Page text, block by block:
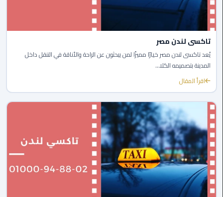
ليموزين
الخط
الساخن
تاكسى
ليموزين
مصر
VIP
ايجار
سيارات
في
مصر
تاكسى لندن مصر
يُعد تاكسى لندن مصر خيارًا مميزًا لمن يبحثون عن الراحة والأناقة في التنقل داخل
المدينة بتصميمه الكلا...
اقرأ المقال